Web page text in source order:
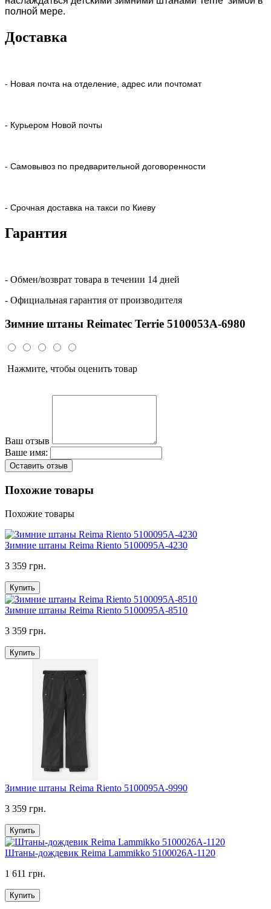
полной мере.
Доставка
- Новая почта на отделение, адрес или почтомат
- Курьером Новой почты
- Самовывоз по предварительной договоренности
- Срочная доставка на такси по Киеву
Гарантия
- Обмен/возврат товара в течении 14 дней
- Официальная гарантия от производителя
Зимние штаны Reimatec Terrie 5100053A-6980
Нажмите, чтобы оценить товар
Ваш отзыв
Ваше имя:
Оставить отзыв
Похожие товары
Похожие товары
Зимние штаны Reima Riento 5100095A-4230
3 359 грн.
Купить
Зимние штаны Reima Riento 5100095A-8510
3 359 грн.
Купить
Зимние штаны Reima Riento 5100095A-9990
3 359 грн.
Купить
Штаны-дождевик Reima Lammikko 5100026A-1120
1 611 грн.
Купить